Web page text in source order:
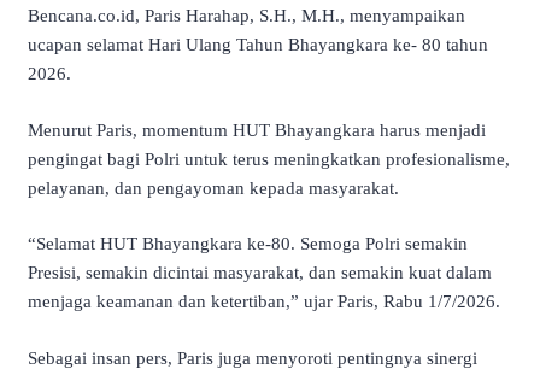
Bencana.co.id, Paris Harahap, S.H., M.H., menyampaikan
ucapan selamat Hari Ulang Tahun Bhayangkara ke- 80 tahun
2026.
Menurut Paris, momentum HUT Bhayangkara harus menjadi
pengingat bagi Polri untuk terus meningkatkan profesionalisme,
pelayanan, dan pengayoman kepada masyarakat.
“Selamat HUT Bhayangkara ke-80. Semoga Polri semakin
Presisi, semakin dicintai masyarakat, dan semakin kuat dalam
menjaga keamanan dan ketertiban,” ujar Paris, Rabu 1/7/2026.
Sebagai insan pers, Paris juga menyoroti pentingnya sinergi